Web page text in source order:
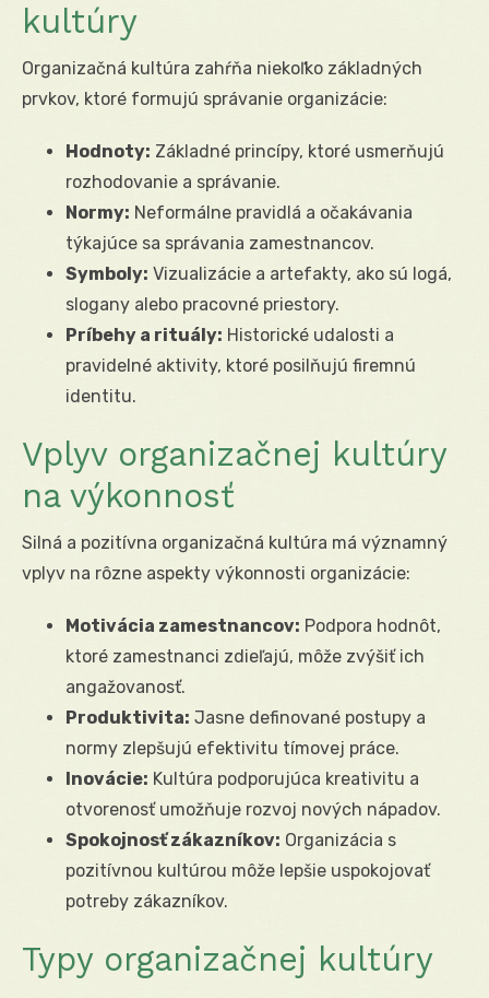
kultúry
Organizačná kultúra zahŕňa niekoľko základných
prvkov, ktoré formujú správanie organizácie:
Hodnoty: Základné princípy, ktoré usmerňujú
rozhodovanie a správanie.
Normy: Neformálne pravidlá a očakávania
týkajúce sa správania zamestnancov.
Symboly: Vizualizácie a artefakty, ako sú logá,
slogany alebo pracovné priestory.
Príbehy a rituály: Historické udalosti a
pravidelné aktivity, ktoré posilňujú firemnú
identitu.
Vplyv organizačnej kultúry
na výkonnosť
Silná a pozitívna organizačná kultúra má významný
vplyv na rôzne aspekty výkonnosti organizácie:
Motivácia zamestnancov: Podpora hodnôt,
ktoré zamestnanci zdieľajú, môže zvýšiť ich
angažovanosť.
Produktivita: Jasne definované postupy a
normy zlepšujú efektivitu tímovej práce.
Inovácie: Kultúra podporujúca kreativitu a
otvorenosť umožňuje rozvoj nových nápadov.
Spokojnosť zákazníkov: Organizácia s
pozitívnou kultúrou môže lepšie uspokojovať
potreby zákazníkov.
Typy organizačnej kultúry